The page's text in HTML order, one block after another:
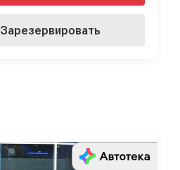
Зарезервировать